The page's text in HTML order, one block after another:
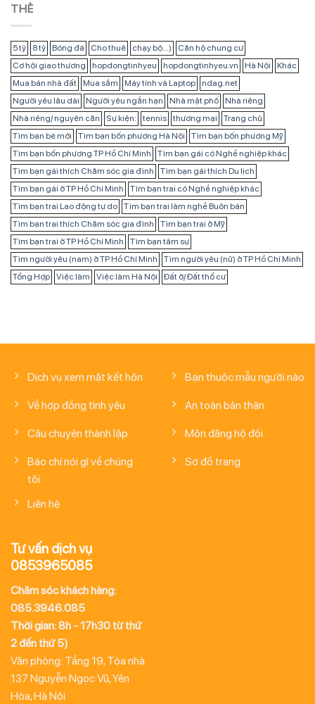
THẺ
5 tỷ 8 tỷ Bóng đá Cho thuê chạy bộ...)
Căn hộ chung cư
Cơ hội giao thương
hopdongtinhyeu hopdongtinhyeu.vn Hà Nội
Khác
Mua bán nhà đất
Mua sắm Máy tính và Laptop
ndag.net
Người yêu lâu dài
Người yêu ngắn hạn Nhà mặt phố
Nhà riêng
Nhà riêng/ nguyên căn
Sự kiện: tennis thương mại
Trang chủ
Tìm bạn bè mới
Tìm bạn bốn phương Hà Nội
Tìm bạn bốn phương Mỹ
Tìm bạn bốn phương TP Hồ Chí Minh
Tìm bạn gái có Nghề nghiệp khác
Tìm bạn gái thích Chăm sóc gia đình
Tìm bạn gái thích Du lịch
Tìm bạn gái ở TP Hồ Chí Minh
Tìm bạn trai có Nghề nghiệp khác
Tìm bạn trai Lao động tự do
Tìm bạn trai làm nghề Buôn bán
Tìm bạn trai thích Chăm sóc gia đình
Tìm bạn trai ở Mỹ
Tìm bạn trai ở TP Hồ Chí Minh
Tìm bạn tâm sự
Tìm người yêu (nam) ở TP Hồ Chí Minh
Tìm người yêu (nữ) ở TP Hồ Chí Minh
Tổng Hợp
Việc làm Việc làm Hà Nội Đất ở/ Đất thổ cư
Dịch vụ xem mặt kết hôn
Về hợp đồng tình yêu
Câu chuyện thành lập
Báo chí nói gì về chúng
tôi
Liên hệ
Bạn thuộc mẫu người nào
An toàn bản thân
Môn đăng hộ đối
Sơ đồ trang
Tư vấn dịch vụ
0853965085
Chăm sóc khách hàng:
085.3946.085
Thời gian: 8h - 17h30 từ thứ
2 đến thứ 5)
Văn phòng: Tầng 19, Tòa nhà
137 Nguyễn Ngọc Vũ, Yên
Hòa, Hà Nội